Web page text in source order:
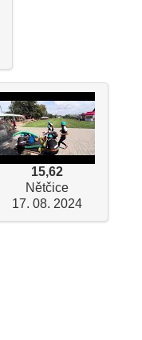
15,62
Nětčice
17. 08. 2024